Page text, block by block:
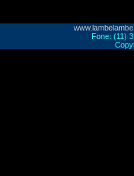
Fone: (11)